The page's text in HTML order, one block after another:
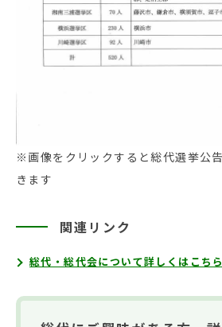
※画像をクリックすると総代選挙公
きます
関連リンク
総代・総代会について詳しくはこちら